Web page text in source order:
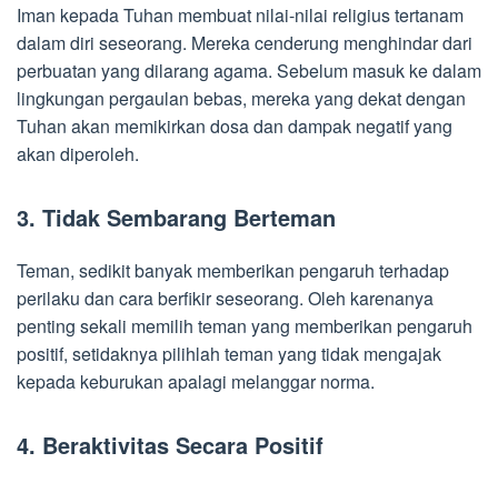
Iman kepada Tuhan membuat nilai-nilai religius tertanam
dalam diri seseorang. Mereka cenderung menghindar dari
perbuatan yang dilarang agama. Sebelum masuk ke dalam
lingkungan pergaulan bebas, mereka yang dekat dengan
Tuhan akan memikirkan dosa dan dampak negatif yang
akan diperoleh.
3. Tidak Sembarang Berteman
Teman, sedikit banyak memberikan pengaruh terhadap
perilaku dan cara berfikir seseorang. Oleh karenanya
penting sekali memilih teman yang memberikan pengaruh
positif, setidaknya pilihlah teman yang tidak mengajak
kepada keburukan apalagi melanggar norma.
4. Beraktivitas Secara Positif